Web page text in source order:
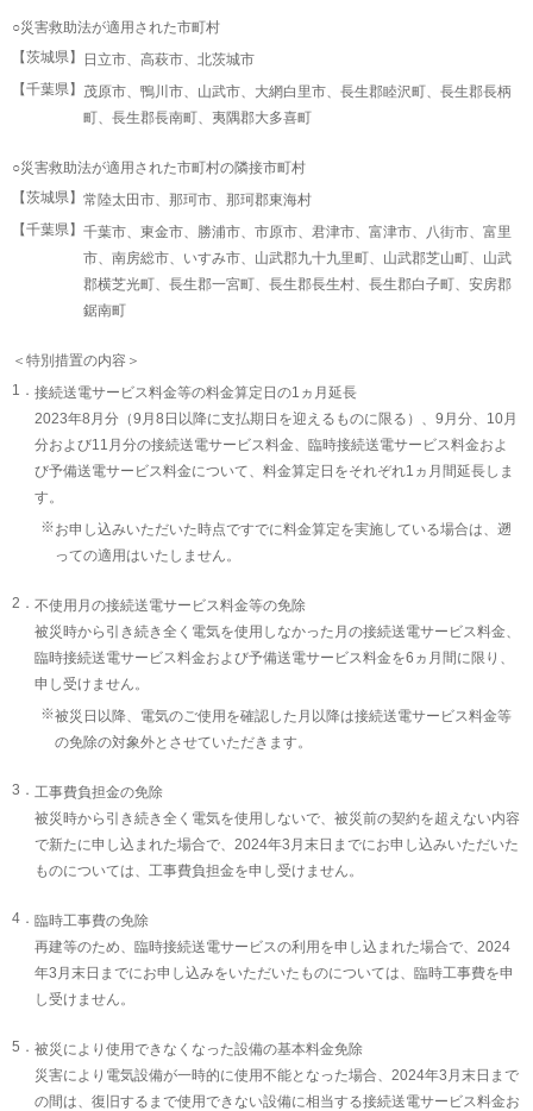
○災害救助法が適用された市町村
【茨城県】
日立市、高萩市、北茨城市
【千葉県】 茂原市、鴨川市、山武市、大網白里市、長生郡睦沢町、長生郡長柄
町、長生郡長南町、夷隅郡大多喜町
○災害救助法が適用された市町村の隣接市町村
【茨城県】 常陸太田市、那珂市、那珂郡東海村
【千葉県】 千葉市、東金市、勝浦市、市原市、君津市、富津市、八街市、富里
市、南房総市、いすみ市、山武郡九十九里町、山武郡芝山町、山武
郡横芝光町、長生郡一宮町、長生郡長生村、長生郡白子町、安房郡
鋸南町
＜特別措置の内容＞
1． 接続送電サービス料金等の料金算定日の1ヵ月延長
2023年8月分（9月8日以降に支払期日を迎えるものに限る）、9月分、10月
分および11月分の接続送電サービス料金、臨時接続送電サービス料金およ
び予備送電サービス料金について、料金算定日をそれぞれ1ヵ月間延長しま
す。
※お申し込みいただいた時点ですでに料金算定を実施している場合は、遡
っての適用はいたしません。
2． 不使用月の接続送電サービス料金等の免除
被災時から引き続き全く電気を使用しなかった月の接続送電サービス料金、
臨時接続送電サービス料金および予備送電サービス料金を6ヵ月間に限り、
申し受けません。
※被災日以降、電気のご使用を確認した月以降は接続送電サービス料金等
の免除の対象外とさせていただきます。
3． 工事費負担金の免除
被災時から引き続き全く電気を使用しないで、被災前の契約を超えない内容
で新たに申し込まれた場合で、2024年3月末日までにお申し込みいただいた
ものについては、工事費負担金を申し受けません。
4． 臨時工事費の免除
再建等のため、臨時接続送電サービスの利用を申し込まれた場合で、2024
年3月末日までにお申し込みをいただいたものについては、臨時工事費を申
し受けません。
5． 被災により使用できなくなった設備の基本料金免除
災害により電気設備が一時的に使用不能となった場合、2024年3月末日まで
の間は、復旧するまで使用できない設備に相当する接続送電サービス料金お